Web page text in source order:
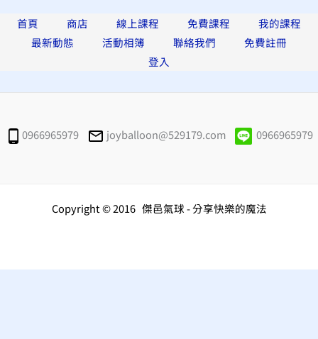
首頁 商店 線上課程 免費課程
我的課程
最新動態
活動相簿 聯絡我們
免費註冊
登入
0966965979 joyballoon@529179.com 0966965979
Copyright © 2016 傑邑氣球 - 分享快樂的魔法